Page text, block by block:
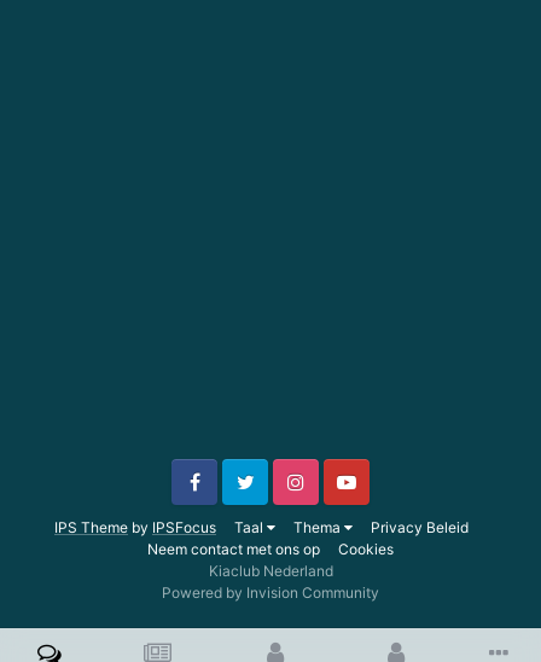
IPS Theme by IPSFocus Taal Thema
Privacy Beleid
Neem contact met ons op
Cookies
Kiaclub Nederland
Powered by Invision Community